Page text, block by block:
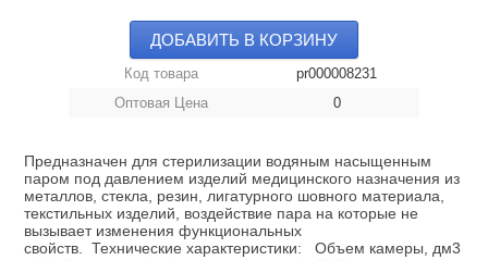
ДОБАВИТЬ В КОРЗИНУ
Код товара
pr000008231
Оптовая Цена
0
Предназначен для стерилизации водяным насыщенным
паром под давлением изделий медицинского назначения из
металлов, стекла, резин, лигатурного шовного материала,
текстильных изделий, воздействие пара на которые не
вызывает изменения функциональных
свойств. Технические характеристики: Объем камеры, дм3